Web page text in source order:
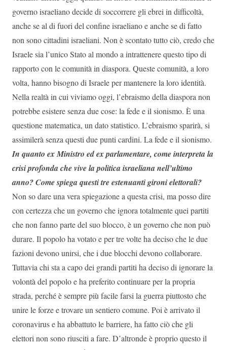
governo israeliano decide di soccorrere gli ebrei in difficoltà,
anche se al di fuori del confine israeliano e anche se di fatto
non sono cittadini israeliani. Non è scontato tutto ciò, credo che
Israele sia l’unico Stato al mondo a intrattenere questo tipo di
rapporto con le comunità in diaspora. Queste comunità, a loro
volta, hanno bisogno di Israele per mantenere la loro identità.
Nella realtà in cui viviamo oggi, l’ebraismo della diaspora non
potrebbe esistere senza due cose: la fede e il sionismo. È una
questione matematica, un dato statistico. L’ebraismo sparirà, si
assimilerà senza questi due punti cardini. La fede e il sionismo.
In quanto ex Ministro ed ex parlamentare, come interpreta la
crisi profonda che vive la politica israeliana nell’ultimo
anno? Come spiega questi tre estenuanti gironi elettorali?
Non so dare una vera spiegazione a questa crisi, ma posso dire
con certezza che un governo che ignora totalmente quei partiti
che non fanno parte del suo blocco, è un governo che non può
durare. Il popolo ha votato e per tre volte ha deciso che le due
fazioni devono unirsi, che i due blocchi devono collaborare.
Tuttavia chi sta a capo dei grandi partiti ha deciso di ignorare la
volontà del popolo e ha preferito continuare per la propria
strada, perché è sempre più facile farsi la guerra piuttosto che
unire le forze e trovare un sentiero comune. Poi è arrivato il
coronavirus e ha abbattuto le barriere, ha fatto ciò che gli
elettori non sono riusciti a fare. D’altronde è proprio questo il